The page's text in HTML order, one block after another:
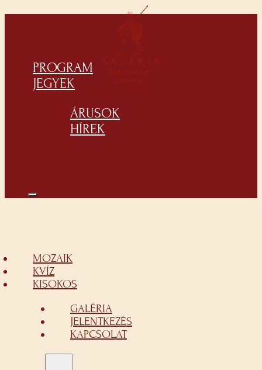
PROGRAM
JEGYEK
ÁRUSOK
HÍREK
MOZAIK
KVÍZ
KISOKOS
GALÉRIA
JELENTKEZÉS
KAPCSOLAT